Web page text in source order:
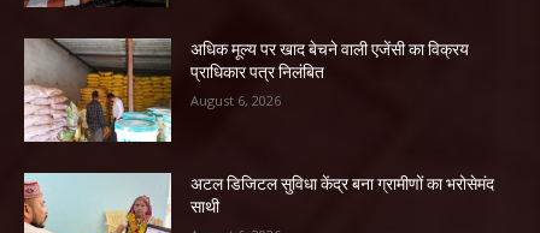
अधिक मूल्य पर खाद बेचने वाली एजेंसी का विक्रय
प्राधिकार पत्र निलंबित
August 6, 2026
अटल डिजिटल सुविधा केंद्र बना ग्रामीणों का भरोसेमंद
साथी